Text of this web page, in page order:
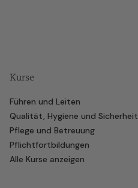
Kurse
Führen und Leiten
Qualität, Hygiene und Sicherheit
Pflege und Betreuung
Pflichtfortbildungen
Alle Kurse anzeigen